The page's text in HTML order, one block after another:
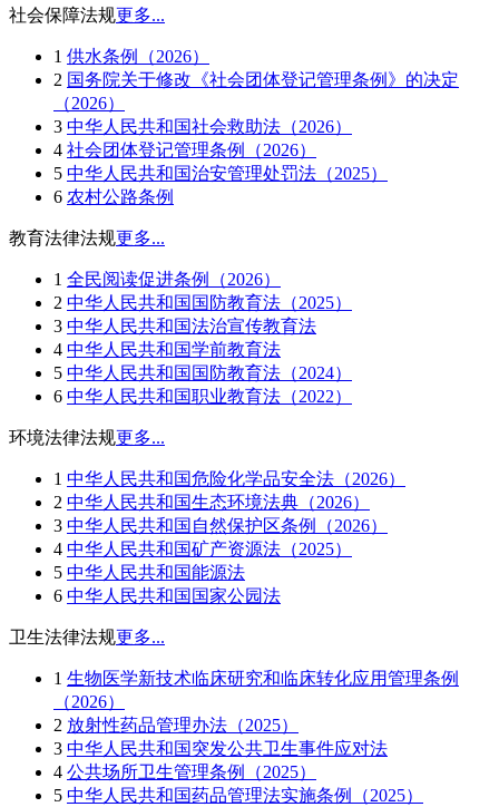
社会保障法规更多...
1 供水条例（2026）
2 国务院关于修改《社会团体登记管理条例》的决定
（2026）
3 中华人民共和国社会救助法（2026）
4 社会团体登记管理条例（2026）
5 中华人民共和国治安管理处罚法（2025）
6 农村公路条例
教育法律法规更多...
1 全民阅读促进条例（2026）
2 中华人民共和国国防教育法（2025）
3 中华人民共和国法治宣传教育法
4 中华人民共和国学前教育法
5 中华人民共和国国防教育法（2024）
6 中华人民共和国职业教育法（2022）
环境法律法规更多...
1 中华人民共和国危险化学品安全法（2026）
2 中华人民共和国生态环境法典（2026）
3 中华人民共和国自然保护区条例（2026）
4 中华人民共和国矿产资源法（2025）
5 中华人民共和国能源法
6 中华人民共和国国家公园法
卫生法律法规更多...
1 生物医学新技术临床研究和临床转化应用管理条例
（2026）
2 放射性药品管理办法（2025）
3 中华人民共和国突发公共卫生事件应对法
4 公共场所卫生管理条例（2025）
5 中华人民共和国药品管理法实施条例（2025）